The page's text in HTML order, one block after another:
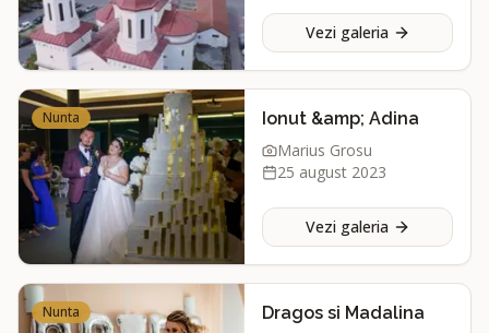
Vezi galeria
Nunta
Ionut &amp; Adina
Marius Grosu
25 august 2023
Vezi galeria
Nunta
Dragos si Madalina